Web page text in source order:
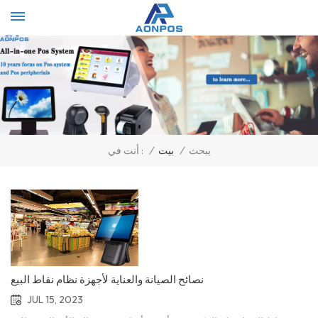
أنت في : / بيت / يبحث
نصائح الصيانة والعناية لأجهزة نظام نقاط البيع
JUL 15, 2023